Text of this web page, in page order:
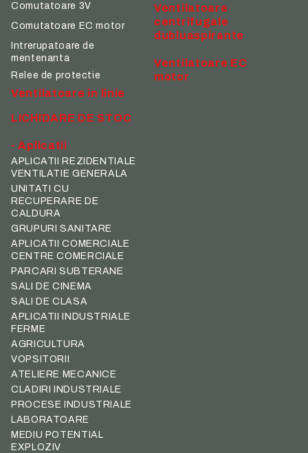
Comutatoare 3V
Comutatoare EC motor
Intrerupatoare de
mentenanta
Relee de protectie
Ventilatoare
centrifugale
dubluaspirante
Ventilatoare EC
motor
Ventilatoare in linie
LICHIDARE DE STOC
- Aplicatii
APLICATII REZIDENTIALE
VENTILATIE GENERALA
UNITATI CU
RECUPERARE DE
CALDURA
GRUPURI SANITARE
APLICATII COMERCIALE
CENTRE COMERCIALE
PARCARI SUBTERANE
SALI DE CINEMA
SALI DE CLASA
APLICATII INDUSTRIALE
FERME
AGRICULTURA
VOPSITORII
ATELIERE MECANICE
CLADIRI INDUSTRIALE
PROCESE INDUSTRIALE
LABORATOARE
MEDIU POTENTIAL
EXPLOZIV